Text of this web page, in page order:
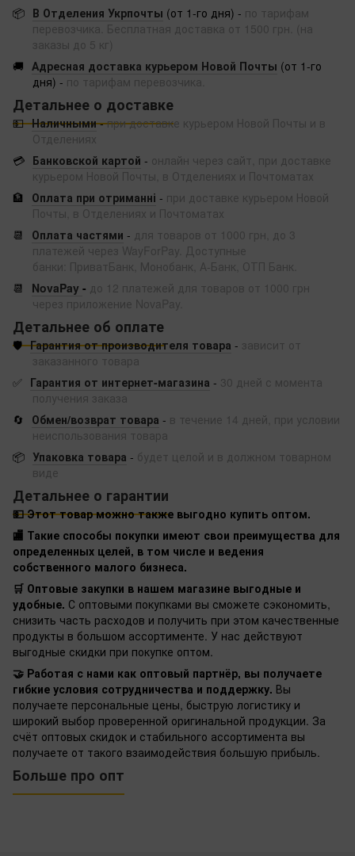
📦 В Отделения Укрпочты (от 1-го дня) - по тарифам
перевозчика. Бесплатная доставка от 1500 грн. (на
заказы до 5 кг)
🚚 Адресная доставка курьером Новой Почты (от 1-го
дня) - по тарифам перевозчика.
Детальнее о доставке
💵 Наличными-при доставке курьером Новой Почты и в
Отделениях
💳 Банковской картой - онлайн через сайт, при доставке
курьером Новой Почты, в Отделениях и Почтоматах
🏦
Оплата при отриманні - при доставке курьером Новой
Почты, в Отделениях и Почтоматах
📆
Оплата частями - для товаров от 1000 грн, до 3
платежей через WayForPay. Доступные
банки: ПриватБанк, Монобанк, А-Банк, ОТП Банк.
📆
NovaPay - до 12 платежей для товаров от 1000 грн
через приложение NovaPay.
Детальнее об оплате
🛡️ Гарантия от производителя товара - зависит от
заказанного товара
✅ Гарантия от интернет-магазина - 30 дней с момента
получения заказа
🔄
Обмен/возврат товара - в течение 14 дней, при условии
неиспользования товара
📦 Упаковка товара - будет целой и в должном товарном
виде
Детальнее о гарантии
💵 Этот товар можно также выгодно купить оптом.
🏬 Такие способы покупки имеют свои преимущества для
определенных целей, в том числе и ведения
собственного малого бизнеса.
🛒 Оптовые закупки в нашем магазине выгодные и
удобные. С оптовыми покупками вы сможете сэкономить,
снизить часть расходов и получить при этом качественные
продукты в большом ассортименте. У нас действуют
выгодные скидки при покупке оптом.
🤝 Работая с нами как оптовый партнёр, вы получаете
гибкие условия сотрудничества и поддержку. Вы
получаете персональные цены, быструю логистику и
широкий выбор проверенной оригинальной продукции. За
счёт оптовых скидок и стабильного ассортимента вы
получаете от такого взаимодействия большую прибыль.
Больше про опт